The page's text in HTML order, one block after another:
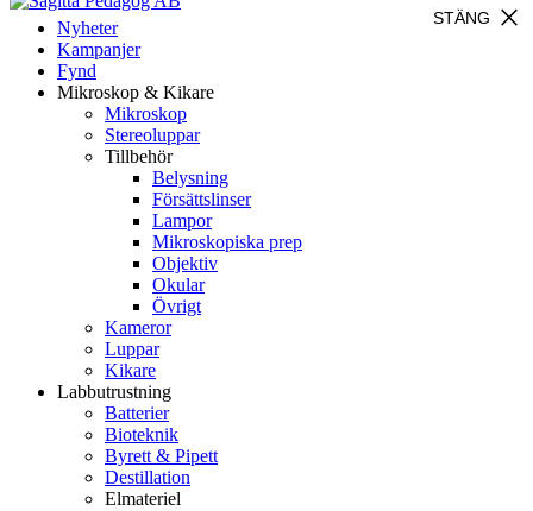
close
STÄNG
Nyheter
Kampanjer
Fynd
Mikroskop & Kikare
Mikroskop
Stereoluppar
Tillbehör
Belysning
Försättslinser
Lampor
Mikroskopiska prep
Objektiv
Okular
Övrigt
Kameror
Luppar
Kikare
Labbutrustning
Batterier
Bioteknik
Byrett & Pipett
Destillation
Elmateriel